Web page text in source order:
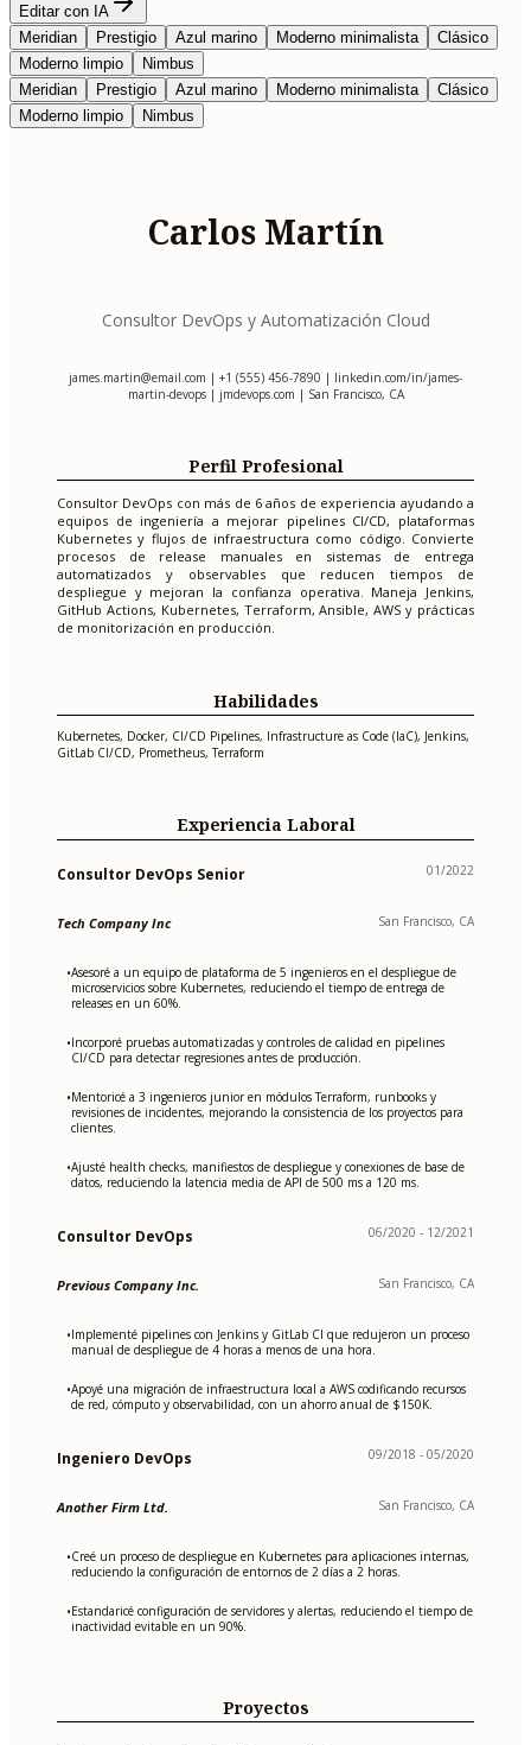
Editar con IA
Meridian
Prestigio Azul marino Moderno minimalista
Clásico
Moderno limpio
Nimbus
Meridian
Prestigio Azul marino Moderno minimalista
Clásico
Moderno limpio
Nimbus
Carlos Martín
Consultor DevOps y Automatización Cloud
james.martin@email.com | +1 (555) 456-7890 | linkedin.com/in/james-
martin-devops | jmdevops.com | San Francisco, CA
Perfil Profesional
Consultor DevOps con más de 6 años de experiencia ayudando a
equipos de ingeniería a mejorar pipelines CI/CD, plataformas
Kubernetes y flujos de infraestructura como código. Convierte
procesos de release manuales en sistemas de entrega
automatizados y observables que reducen tiempos de
despliegue y mejoran la confianza operativa. Maneja Jenkins,
GitHub Actions, Kubernetes, Terraform, Ansible, AWS y prácticas
de monitorización en producción.
Habilidades
Kubernetes, Docker, CI/CD Pipelines, Infrastructure as Code (IaC), Jenkins,
GitLab CI/CD, Prometheus, Terraform
Experiencia Laboral
Consultor DevOps Senior 01/2022
Tech Company Inc San Francisco, CA
•Asesoré a un equipo de plataforma de 5 ingenieros en el despliegue de
microservicios sobre Kubernetes, reduciendo el tiempo de entrega de
releases en un 60%.
•Incorporé pruebas automatizadas y controles de calidad en pipelines
CI/CD para detectar regresiones antes de producción.
•Mentoricé a 3 ingenieros junior en módulos Terraform, runbooks y
revisiones de incidentes, mejorando la consistencia de los proyectos para
clientes.
•Ajusté health checks, manifiestos de despliegue y conexiones de base de
datos, reduciendo la latencia media de API de 500 ms a 120 ms.
Consultor DevOps 06/2020 - 12/2021
Previous Company Inc. San Francisco, CA
•Implementé pipelines con Jenkins y GitLab CI que redujeron un proceso
manual de despliegue de 4 horas a menos de una hora.
•Apoyé una migración de infraestructura local a AWS codificando recursos
de red, cómputo y observabilidad, con un ahorro anual de $150K.
Ingeniero DevOps 09/2018 - 05/2020
Another Firm Ltd. San Francisco, CA
•Creé un proceso de despliegue en Kubernetes para aplicaciones internas,
reduciendo la configuración de entornos de 2 días a 2 horas.
•Estandaricé configuración de servidores y alertas, reduciendo el tiempo de
inactividad evitable en un 90%.
Proyectos